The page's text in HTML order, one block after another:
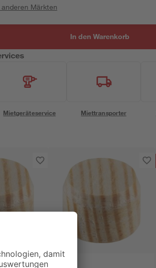
Märkten
In den Warenkorb
Mietgeräteservice Miettransporter